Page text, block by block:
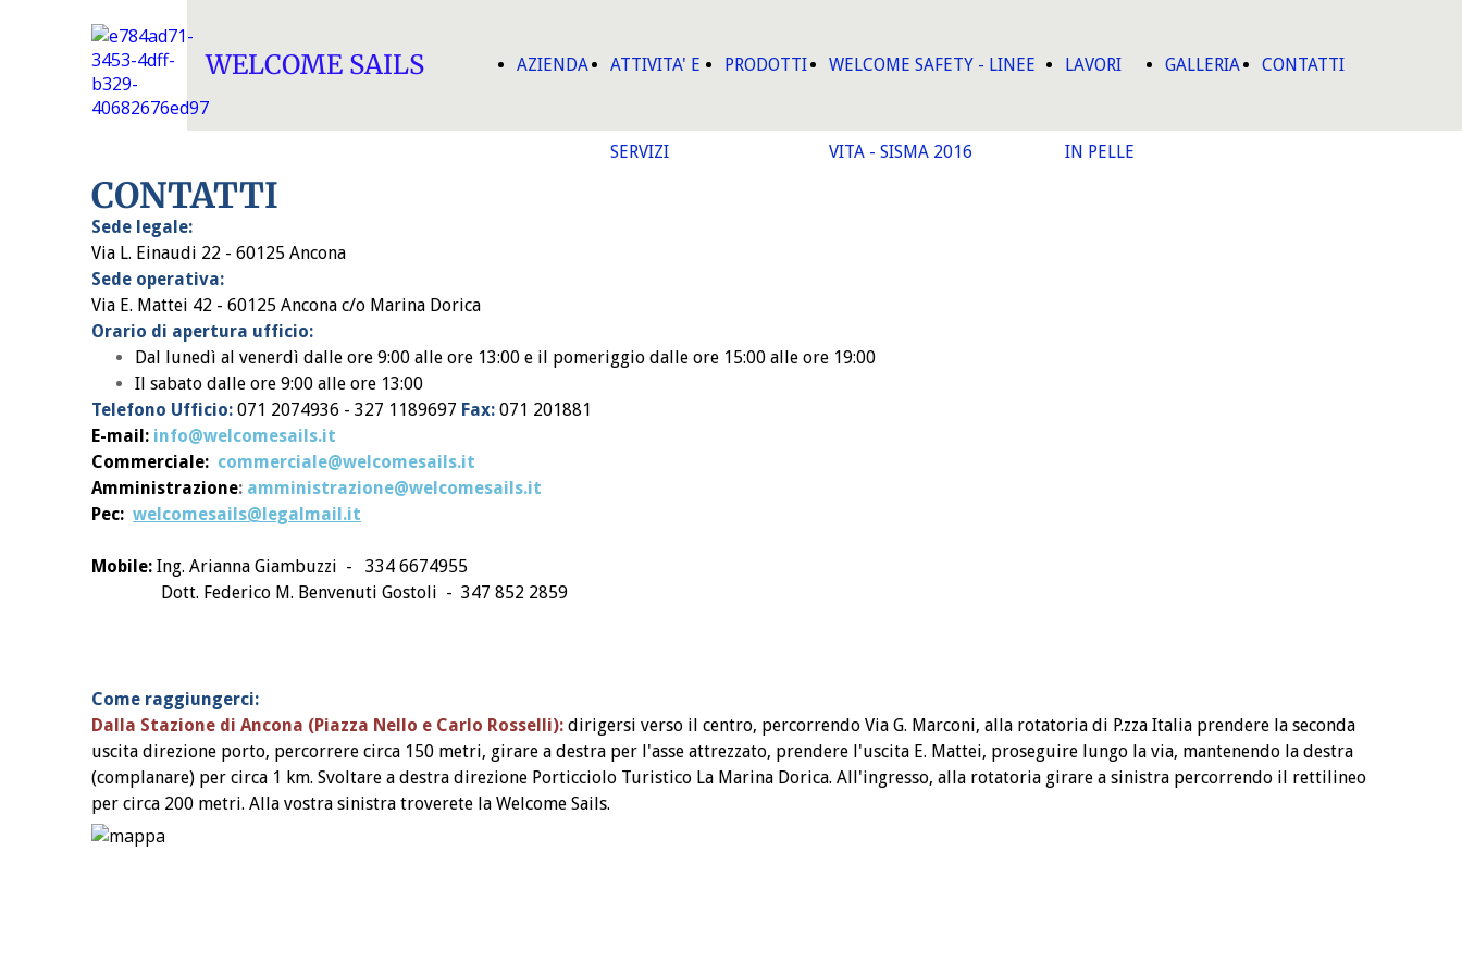
AZIENDA ATTIVITA' E
SERVIZI
PRODOTTI WELCOME SAFETY - LINEE
VITA - SISMA 2016
LAVORI
IN PELLE
GALLERIA CONTATTI
WELCOME SAILS
CONTATTI
Sede legale:
Via L. Einaudi 22 - 60125 Ancona
Sede operativa:
Via E. Mattei 42 - 60125 Ancona c/o Marina Dorica
Orario di apertura ufficio:
Dal lunedì al venerdì dalle ore 9:00 alle ore 13:00 e il pomeriggio dalle ore 15:00 alle ore 19:00
Il sabato dalle ore 9:00 alle ore 13:00
Telefono Ufficio: 071 2074936 - 327 1189697 Fax: 071 201881
E-mail: info@welcomesails.it
Commerciale: commerciale@welcomesails.it
Amministrazione: amministrazione@welcomesails.it
Pec: welcomesails@legalmail.it
Mobile: Ing. Arianna Giambuzzi - 334 6674955
Dott. Federico M. Benvenuti Gostoli - 347 852 2859
Come raggiungerci:
Dalla Stazione di Ancona (Piazza Nello e Carlo Rosselli): dirigersi verso il centro, percorrendo Via G. Marconi, alla rotatoria di P.zza Italia prendere la seconda
uscita direzione porto, percorrere circa 150 metri, girare a destra per l'asse attrezzato, prendere l'uscita E. Mattei, proseguire lungo la via, mantenendo la destra
(complanare) per circa 1 km. Svoltare a destra direzione Porticciolo Turistico La Marina Dorica. All'ingresso, alla rotatoria girare a sinistra percorrendo il rettilineo
per circa 200 metri. Alla vostra sinistra troverete la Welcome Sails.